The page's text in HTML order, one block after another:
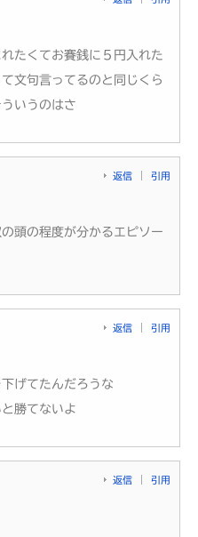
たくてお賽銭に５円入れた
文句言ってるのと同じくら
いうのはさ
返信 引用
頭の程度が分かるエピソー
返信 引用
げてたんだろうな
勝てないよ
返信 引用